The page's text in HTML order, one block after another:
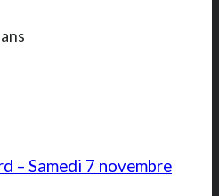
– Samedi 7 novembre